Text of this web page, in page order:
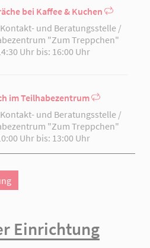
bei Kaffee & Kuchen
und Beratungsstelle /
"Zum Treppchen"
Uhr bis: 16:00 Uhr
im Teilhabezentrum
und Beratungsstelle /
"Zum Treppchen"
Uhr bis: 13:00 Uhr
Einrichtung